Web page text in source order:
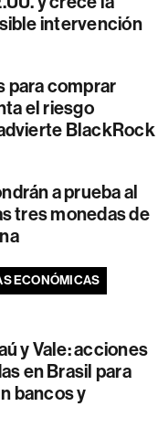
intervención
para comprar
el riesgo
BlackRock
a prueba al
tres monedas de
ECONÓMICAS
y Vale: acciones
en Brasil para
bancos y